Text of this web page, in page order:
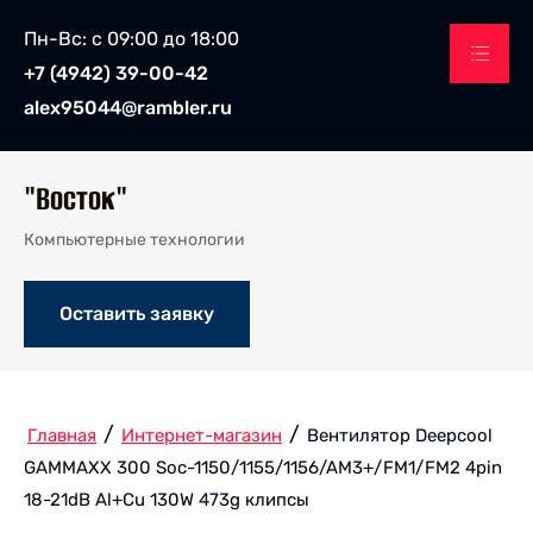
Пн-Вс: с 09:00 до 18:00
+7 (4942) 39-00-42
alex95044@rambler.ru
"Восток"
Компьютерные технологии
Оставить заявку
Главная / Интернет-магазин / Вентилятор Deepcool
GAMMAXX 300 Soc-1150/1155/1156/AM3+/FM1/FM2 4pin
18-21dB Al+Cu 130W 473g клипсы